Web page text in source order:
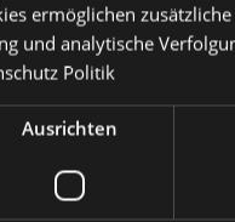
SALE Keine
PROMO
ermöglichen
und analytische
Politik
Ausrichten